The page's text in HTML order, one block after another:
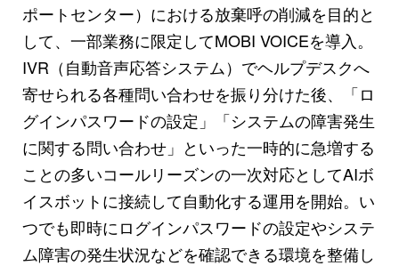
ポートセンター）における放棄呼の削減を目的と
して、一部業務に限定してMOBI VOICEを導入。
IVR（自動音声応答システム）でヘルプデスクへ
寄せられる各種問い合わせを振り分けた後、「ロ
グインパスワードの設定」「システムの障害発生
に関する問い合わせ」といった一時的に急増する
ことの多いコールリーズンの一次対応としてAIボ
イスボットに接続して自動化する運用を開始。い
つでも即時にログインパスワードの設定やシステ
ム障害の発生状況などを確認できる環境を整備し